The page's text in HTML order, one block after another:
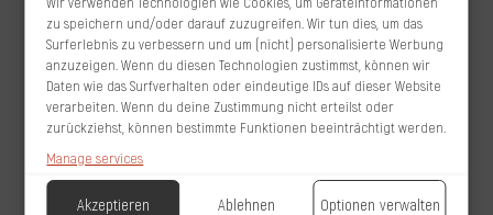
zu speichern und/oder darauf zuzugreifen. Wir tun dies, um das
Surferlebnis zu verbessern und um (nicht) personalisierte Werbung
anzuzeigen. Wenn du diesen Technologien zustimmst, können wir
Daten wie das Surfverhalten oder eindeutige IDs auf dieser Website
verarbeiten. Wenn du deine Zustimmung nicht erteilst oder
zurückziehst, können bestimmte Funktionen beeinträchtigt werden.
Manage services
Akzeptieren Ablehnen Optionen verwalten
Veranstaltungen im Montafon &
Highlights im Montafoner Hof****